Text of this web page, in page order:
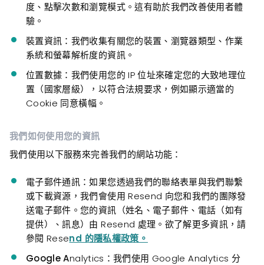
度、點擊次數和瀏覽模式。這有助於我們改善使用者體
驗。
裝置資訊： 我們收集有關您的裝置、瀏覽器類型、作業
系統和螢幕解析度的資訊。
位置數據 ：我們使用您的 IP 位址來確定您的大致地理位
置（國家層級），以符合法規要求，例如顯示適當的
Cookie 同意橫幅。
我們如何使用您的資訊
我們使用以下服務來完善我們的網站功能：
電子郵件通訊：如果您透過我們的聯絡表單與我們聯繫
或下載資源，我們會使用 Resend 向您和我們的團隊發
送電子郵件。您的資訊（姓名、電子郵件、電話（如有
提供）、訊息）由 Resend 處理。欲了解更多資訊，請
參閱 Resend 的隱私權政策。
Google Analytics：我們使用 Google Analytics 分